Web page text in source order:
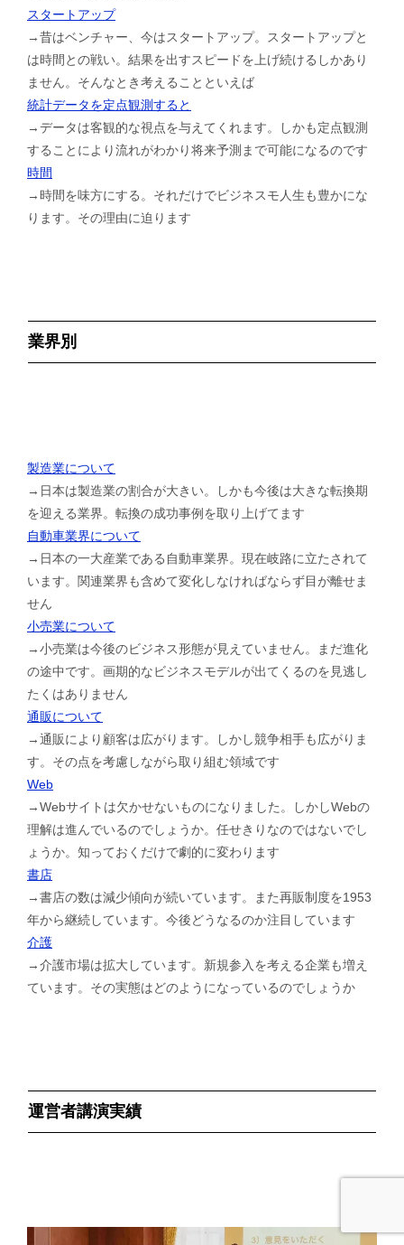
スタートアップ
→昔はベンチャー、今はスタートアップ。スタートアップと
は時間との戦い。結果を出すスピードを上げ続けるしかあり
ません。そんなとき考えることといえば
統計データを定点観測すると
→データは客観的な視点を与えてくれます。しかも定点観測
することにより流れがわかり将来予測まで可能になるのです
時間
→時間を味方にする。それだけでビジネスモ人生も豊かにな
ります。その理由に迫ります
業界別
製造業について
→日本は製造業の割合が大きい。しかも今後は大きな転換期
を迎える業界。転換の成功事例を取り上げてます
自動車業界について
→日本の一大産業である自動車業界。現在岐路に立たされて
います。関連業界も含めて変化しなければならず目が離せま
せん
小売業について
→小売業は今後のビジネス形態が見えていません。まだ進化
の途中です。画期的なビジネスモデルが出てくるのを見逃し
たくはありません
通販について
→通販により顧客は広がります。しかし競争相手も広がりま
す。その点を考慮しながら取り組む領域です
Web
→Webサイトは欠かせないものになりました。しかしWebの
理解は進んでいるのでしょうか。任せきりなのではないでし
ょうか。知っておくだけで劇的に変わります
書店
→書店の数は減少傾向が続いています。また再販制度を1953
年から継続しています。今後どうなるのか注目しています
介護
→介護市場は拡大しています。新規参入を考える企業も増え
ています。その実態はどのようになっているのでしょうか
運営者講演実績